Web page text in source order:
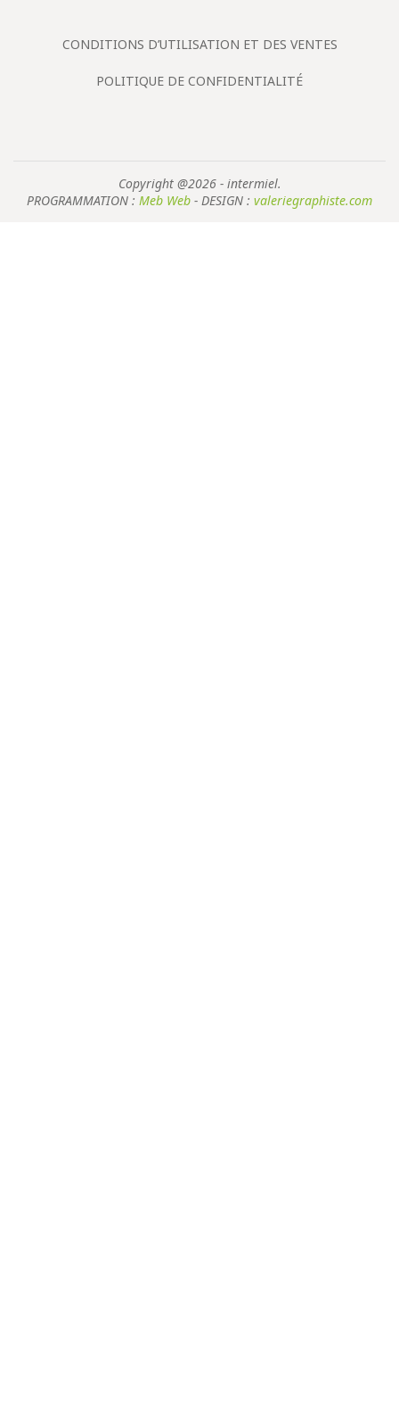
CONDITIONS D’UTILISATION ET DES VENTES
POLITIQUE DE CONFIDENTIALITÉ
Copyright @2026 - intermiel.
PROGRAMMATION : Meb Web - DESIGN : valeriegraphiste.com